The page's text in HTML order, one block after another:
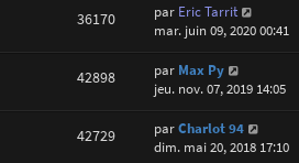
36170 par Eric Tarrit
mar. juin 09, 2020 00:41
42898 par Max Py
jeu. nov. 07, 2019 14:05
42729 parCharlot 94
dim. mai 20, 2018 17:10